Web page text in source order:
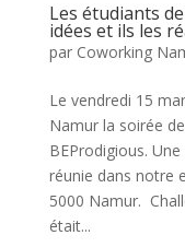
Les étudiants
idées et ils les
par Coworking
Le vendredi 15
Namur la soirée
BEProdigious.
réunie dans notre
5000 Namur.
était...